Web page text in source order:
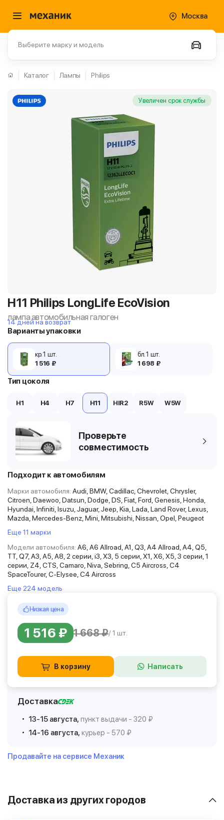
Москва
Выберите марку и модель
Каталог Лампы Philips
Увеличен срок службы
H11 Philips LongLife EcoVision
лампа автомобильная галоген
14 дней на возврат
Варианты упаковки
кр. 1 шт.
1 516 ₽
бл. 1 шт.
1 698 ₽
Тип цоколя
H1 H4 H7 H11 HIR2 R5W W5W
Проверьте
совместимость
Подходит к автомобилям
Марки автомобиля: Audi, BMW, Cadillac, Chevrolet, Chrysler,
Citroen, Daewoo, Datsun, Dodge, DS, Fiat, Ford, Genesis, Honda,
Hyundai, Infiniti, Isuzu, Jaguar, Jeep, Kia, Lada, Land Rover, Lexus,
Mazda, Mercedes-Benz, Mini, Mitsubishi, Nissan, Opel, Peugeot
Еще 11 марки
Модели автомобиля: A6, A6 Allroad, A1, Q3, A4 Allroad, A4, Q5,
TT, Q7, A3, A5, A8, 2 серии, i3, X3, 5 серии, X1, X6, X5, 3 серии, 1
серии, Z4, CTS, Camaro, Niva, Sebring, C5 Aircross, C4
SpaceTourer, C-Elysee, C4 Aircross
Еще 224 модель
Низкая цена
1 516 ₽ 1 668 ₽/ 1 шт.
В корзину Написать
Доставка
13-15 августа, пункт выдачи - 320 ₽
14-16 августа, курьер - 570 ₽
Продавайте на сервисе Механик
Доставка из других городов